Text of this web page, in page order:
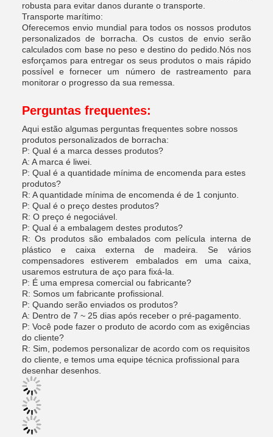
robusta para evitar danos durante o transporte.
Transporte marítimo:
Oferecemos envio mundial para todos os nossos produtos
personalizados de borracha. Os custos de envio serão
calculados com base no peso e destino do pedido.Nós nos
esforçamos para entregar os seus produtos o mais rápido
possível e fornecer um número de rastreamento para
monitorar o progresso da sua remessa.
Perguntas frequentes:
Aqui estão algumas perguntas frequentes sobre nossos
produtos personalizados de borracha:
P: Qual é a marca desses produtos?
A: A marca é liwei.
P: Qual é a quantidade mínima de encomenda para estes
produtos?
R: A quantidade mínima de encomenda é de 1 conjunto.
P: Qual é o preço destes produtos?
R: O preço é negociável.
P: Qual é a embalagem destes produtos?
R: Os produtos são embalados com película interna de
plástico e caixa externa de madeira. Se vários
compensadores estiverem embalados em uma caixa,
usaremos estrutura de aço para fixá-la.
P: É uma empresa comercial ou fabricante?
R: Somos um fabricante profissional.
P: Quando serão enviados os produtos?
A: Dentro de 7 ~ 25 dias após receber o pré-pagamento.
P: Você pode fazer o produto de acordo com as exigências
do cliente?
R: Sim, podemos personalizar de acordo com os requisitos
do cliente, e temos uma equipe técnica profissional para
desenhar desenhos.